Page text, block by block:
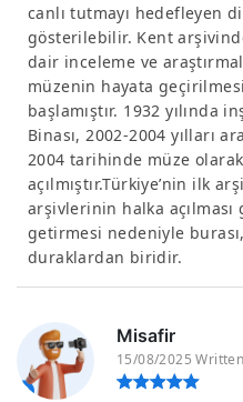
canlı tutmayı hedefleyen
gösterilebilir. Kent
dair inceleme ve
müzenin hayata
başlamıştır. 1932 yılında
Binası, 2002-2004 yılları
2004 tarihinde müze
açılmıştır.Türkiye’nin ilk
arşivlerinin halka
getirmesi nedeniyle
duraklardan biridir.
Misafir
15/08/2025